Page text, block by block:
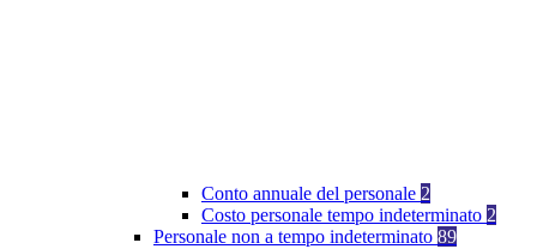
Conto annuale del personale 2
Costo personale tempo indeterminato 2
Personale non a tempo indeterminato 89